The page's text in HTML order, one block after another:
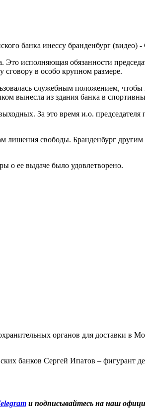
исполняющая обязанности
в особо крупном размере.
служебным положением,
вынесла из здания банка в
За это время и.о.
свободы. Бранденбург
о ее выдаче было удовлетворено.
органов для доставки в
банков Сергей Ипатов – фигурант
и подписывайтесь на наш